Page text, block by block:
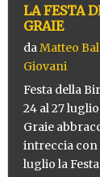
LA FESTA
GRAIE
da Matteo
Giovani
Festa della
24 al 27
Graie
intreccia con
luglio la